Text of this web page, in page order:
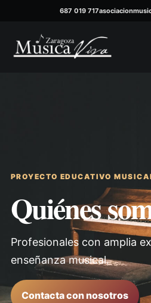
687 019 717
PROYECTO EDUCATIVO
Quiénes
Profesionales con amplia
enseñanza musical.
Contacta con nosotros